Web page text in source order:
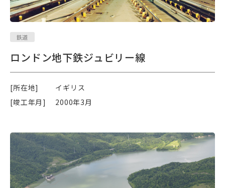
鉄道
ロンドン地下鉄ジュビリー線
[所在地]
イギリス
[竣工年月]
2000年3月